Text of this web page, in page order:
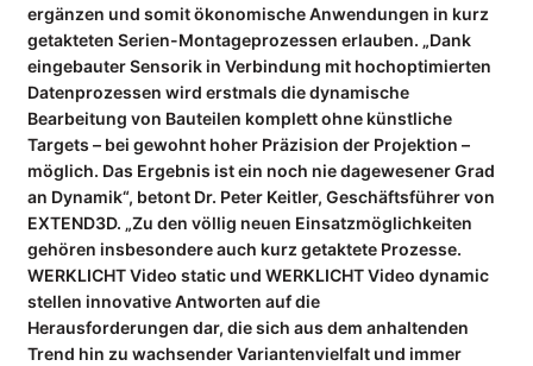
UNTERNEHMEN
Kompetenzen
Referenzen
Partner
Jobs
INFOCENTER
Wiki: Laserprojektion
Wiki: Videoprojektion
Wiki: Digitale Werkerführung
Datenblätter
ergänzen und somit ökonomische Anwendungen in kurz
getakteten Serien-Montageprozessen erlauben. „Dank
eingebauter Sensorik in Verbindung mit hochoptimierten
Datenprozessen wird erstmals die dynamische
Bearbeitung von Bauteilen komplett ohne künstliche
Targets – bei gewohnt hoher Präzision der Projektion –
möglich. Das Ergebnis ist ein noch nie dagewesener Grad
an Dynamik“, betont Dr. Peter Keitler, Geschäftsführer von
EXTEND3D. „Zu den völlig neuen Einsatzmöglichkeiten
gehören insbesondere auch kurz getaktete Prozesse.
WERKLICHT Video static und WERKLICHT Video dynamic
stellen innovative Antworten auf die
Herausforderungen dar, die sich aus dem anhaltenden
Trend hin zu wachsender Variantenvielfalt und immer